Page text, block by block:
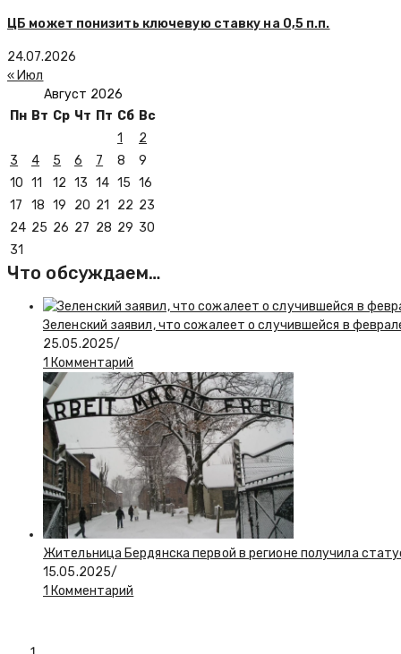
ЦБ может понизить ключевую ставку на 0,5 п.п.
24.07.2026
« Июл
Август 2026
Пн Вт Ср Чт Пт Сб Вс
1
2
3
4 5 6 7 8
9
10 11 12 13 14 15 16
17
18 19 20 21 22 23
24 25 26 27 28 29 30
31
Что обсуждаем…
Зеленский заявил, что сожалеет о случившейся в
25.05.2025/
1 Комментарий
Жительница Бердянска первой в регионе получила
15.05.2025/
1 Комментарий